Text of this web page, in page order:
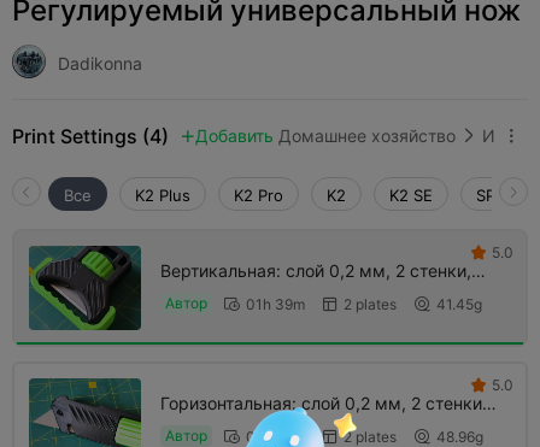
Регулируемый универсальный нож
Dadikonna
Print Settings (4)  Добавить Домашнее хозяйство  
Все K2 Plus K2 Pro K2 K2 SE SPARKX
Вертикальная: слой 0,2 мм, 2 стенки,
Автор  01h 39m  2 plates  41.45g
 5.0
Горизонтальная: слой 0,2 мм, 2 стенки,
15% заполнение
Автор  02h 14m  2 plates  48.96g
 5.0